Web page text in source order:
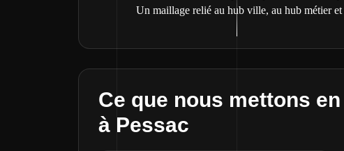
Un maillage relié au hub ville, au hub métier
Ce que nous mettons
à Pessac